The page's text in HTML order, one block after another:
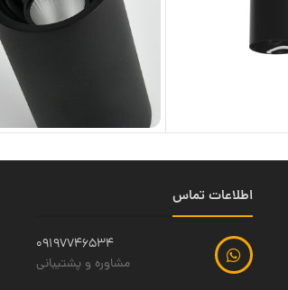
اطلاعات تماس
09197746534
مشاوره و پشتیبانی